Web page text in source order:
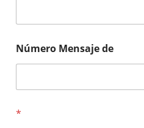
Número Mensaje de
*